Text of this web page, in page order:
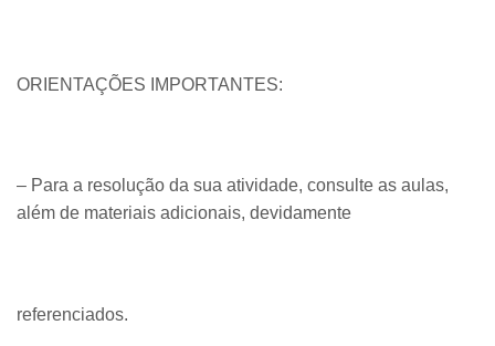
ORIENTAÇÕES IMPORTANTES:
– Para a resolução da sua atividade, consulte as aulas,
além de materiais adicionais, devidamente
referenciados.